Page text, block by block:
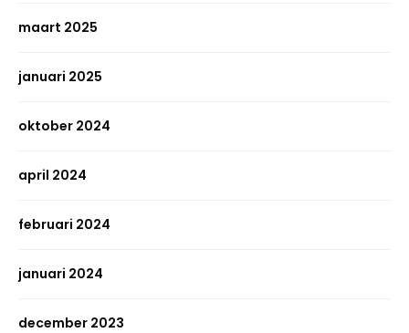
maart 2025
januari 2025
oktober 2024
april 2024
februari 2024
januari 2024
december 2023